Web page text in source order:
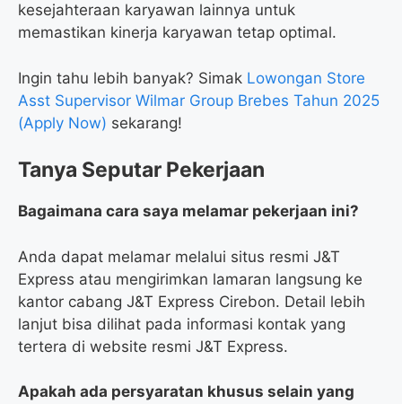
kesejahteraan karyawan lainnya untuk
memastikan kinerja karyawan tetap optimal.
Ingin tahu lebih banyak? Simak Lowongan Store
Asst Supervisor Wilmar Group Brebes Tahun 2025
(Apply Now) sekarang!
Tanya Seputar Pekerjaan
Bagaimana cara saya melamar pekerjaan ini?
Anda dapat melamar melalui situs resmi J&T
Express atau mengirimkan lamaran langsung ke
kantor cabang J&T Express Cirebon. Detail lebih
lanjut bisa dilihat pada informasi kontak yang
tertera di website resmi J&T Express.
Apakah ada persyaratan khusus selain yang